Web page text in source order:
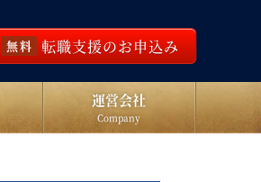
無料 転職支援のお申込み
運営会社
Company